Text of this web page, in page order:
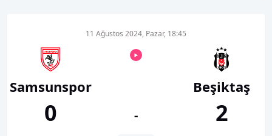
Samsunspor
0
11 Ağustos 2024, Pazar, 18:45
-
Beşiktaş
2